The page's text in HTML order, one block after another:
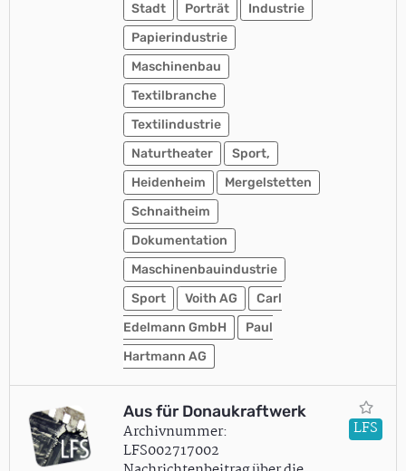
Stadt Porträt
Industrie
Papierindustrie
Maschinenbau
Textilbranche
Textilindustrie
Naturtheater
Sport,
Heidenheim
Mergelstetten
Schnaitheim
Dokumentation
Maschinenbauindustrie
Sport
Voith AG
Carl
Edelmann GmbH
Paul
Hartmann AG
Aus für Donaukraftwerk
Archivnummer:
LFS002717002
LFS